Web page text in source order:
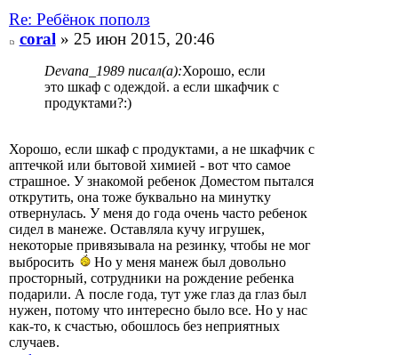
Re: Ребёнок пополз
coral» 25 июн 2015, 20:46
Devana_1989 писал(а):Хорошо, если
это шкаф с одеждой. а если шкафчик с
продуктами?:)
Хорошо, если шкаф с продуктами, а не шкафчик с
аптечкой или бытовой химией - вот что самое
страшное. У знакомой ребенок Доместом пытался
открутить, она тоже буквально на минутку
отвернулась. У меня до года очень часто ребенок
сидел в манеже. Оставляла кучу игрушек,
некоторые привязывала на резинку, чтобы не мог
выбросить
Но у меня манеж был довольно
просторный, сотрудники на рождение ребенка
подарили. А после года, тут уже глаз да глаз был
нужен, потому что интересно было все. Но у нас
как-то, к счастью, обошлось без неприятных
случаев.